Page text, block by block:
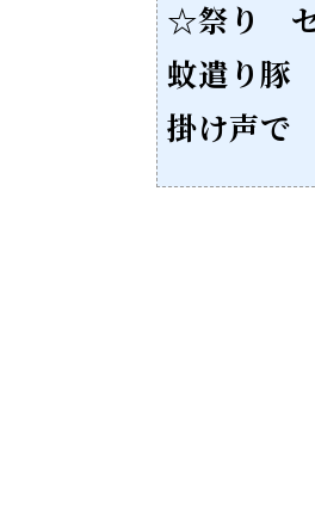
☆祭り セ
蚊遣り豚
掛け声で